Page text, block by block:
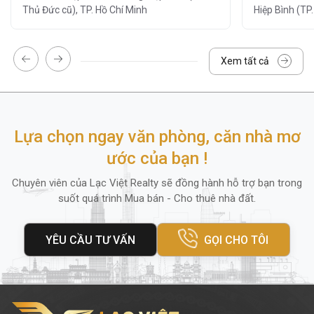
Khu vực lễ tân và bảo vệ 24/7:
đảm bảo
Hệ thống camera giám sát 24/7
Hệ thống thang bộ
Ngoài ra, quanh tòa nhà còn cóngân hàng,
cửa hàng tiện lợi, nhà hàng
và trung tâm
thể dục
, mang lại sự tiện lợi tối đa cho nhân
viên và khách hàng đến giao dịch.
4. Diện tích thuê và giá thuê
Thủ Đức cũ), TP. Hồ Chí Minh
Hiệp Bình
Xem tất cả
Lựa chọn ngay văn phòng, căn nhà mơ
ước của bạn !
Chuyên viên của Lạc Việt Realty sẽ đồng hành hỗ trợ bạn trong
suốt quá trình Mua bán - Cho thuê nhà đất.
YÊU CẦU TƯ VẤN GỌI CHO TÔI